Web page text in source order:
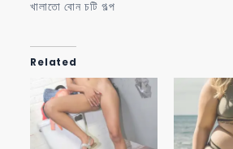
খালাতো বোন চটি গল্প
Related